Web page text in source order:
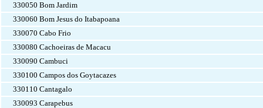
330050 Bom Jardim
330060 Bom Jesus do Itabapoana
330070 Cabo Frio
330080 Cachoeiras de Macacu
330090 Cambuci
330100 Campos dos Goytacazes
330110 Cantagalo
330093 Carapebus